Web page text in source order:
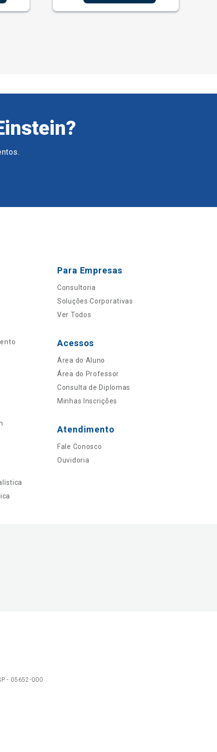
Para Empresas
Consultoria
Soluções Corporativas
Ver Todos
Acessos
Área do Aluno
Área do Professor
Consulta de Diplomas
Minhas Inscrições
Atendimento
Fale Conosco
Ouvidoria
- 05652-000